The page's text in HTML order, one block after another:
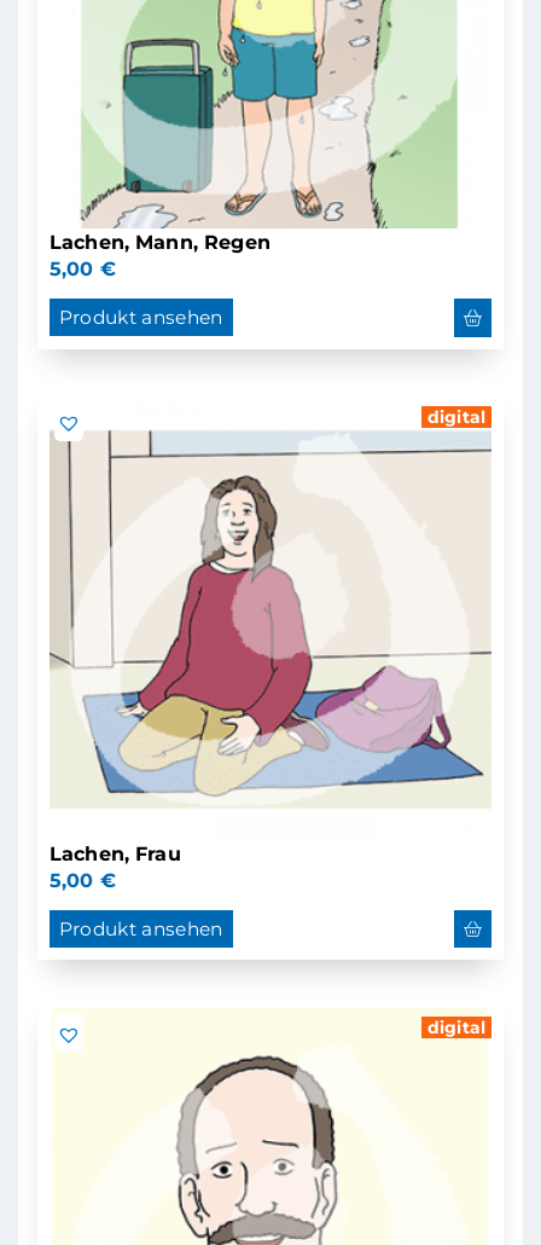
Lachen, Mann, Regen
5,00 €
Produkt ansehen
digital
Lachen, Frau
5,00 €
Produkt ansehen
digital